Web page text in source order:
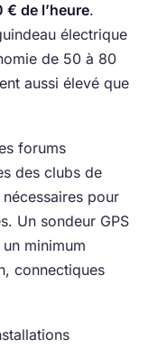
€ de l’heure.
électrique
de 50 à 80
aussi élevé que
forums
des clubs de
pour
Un sondeur GPS
minimum
connectiques